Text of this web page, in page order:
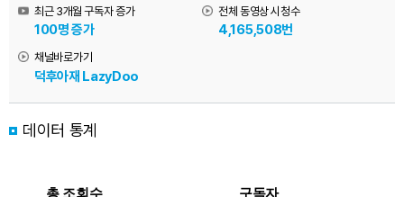
최근 3개월 구독자 증가
100명 증가
전체 동영상 시청수
4,165,508번
채널바로가기
덕후아재 LazyDoo
데이터 통계
총 조회수 구독자